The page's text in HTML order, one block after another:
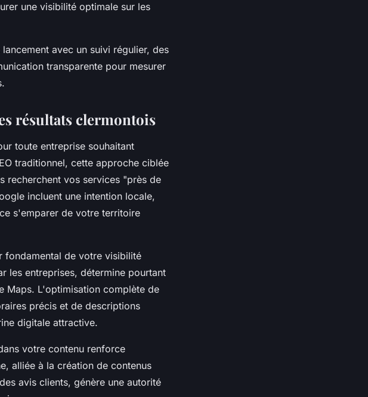
une visibilité optimale sur les
avec un suivi régulier, des
transparente pour mesurer
résultats clermontois
toute entreprise souhaitant
traditionnel, cette approche ciblée
recherchent vos services "près de
incluent une intention locale,
s'emparer de votre territoire
fondamental de votre visibilité
les entreprises, détermine pourtant
Maps. L'optimisation complète de
précis et de descriptions
digitale attractive.
votre contenu renforce
alliée à la création de contenus
avis clients, génère une autorité